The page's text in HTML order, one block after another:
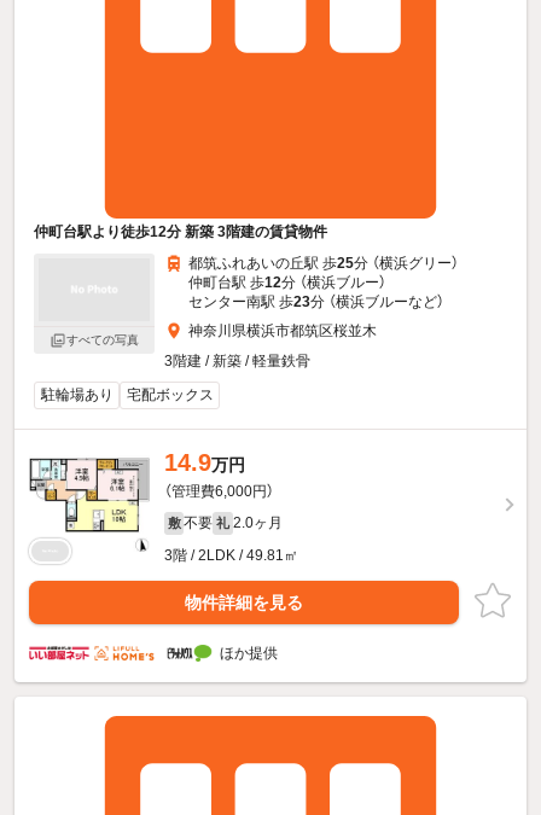
仲町台駅より徒歩12分 新築 3階建の賃貸物件
すべての写真
都筑ふれあいの丘駅 歩25分 （横浜グリー）
仲町台駅 歩12分 （横浜ブルー）
センター南駅 歩23分 （横浜ブルーなど）
神奈川県横浜市都筑区桜並木
3階建 / 新築 / 軽量鉄骨
駐輪場あり
宅配ボックス
14.9万円
（管理費6,000円）
敷 不要 礼 2.0ヶ月
3階 / 2LDK / 49.81㎡
物件詳細を見る
ほか提供